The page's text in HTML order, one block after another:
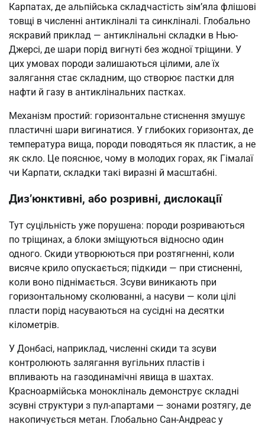
Карпатах, де альпійська складчастість зім’яла флішові
товщі в численні антикліналі та синкліналі. Глобально
яскравий приклад — антиклінальні складки в Нью-
Джерсі, де шари порід вигнуті без жодної тріщини. У
цих умовах породи залишаються цілими, але їх
залягання стає складним, що створює пастки для
нафти й газу в антиклінальних пастках.
Механізм простий: горизонтальне стиснення змушує
пластичні шари вигинатися. У глибоких горизонтах, де
температура вища, породи поводяться як пластик, а не
як скло. Це пояснює, чому в молодих горах, як Гімалаї
чи Карпати, складки такі виразні й масштабні.
Диз’юнктивні, або розривні, дислокації
Тут суцільність уже порушена: породи розриваються
по тріщинах, а блоки зміщуються відносно один
одного. Скиди утворюються при розтягненні, коли
висяче крило опускається; підкиди — при стисненні,
коли воно піднімається. Зсуви виникають при
горизонтальному сколюванні, а насуви — коли цілі
пласти порід насуваються на сусідні на десятки
кілометрів.
У Донбасі, наприклад, численні скиди та зсуви
контролюють залягання вугільних пластів і
впливають на газодинамічні явища в шахтах.
Красноармійська монокліналь демонструє складні
зсувні структури з пул-апартами — зонами розтягу, де
накопичується метан. Глобально Сан-Андреас у